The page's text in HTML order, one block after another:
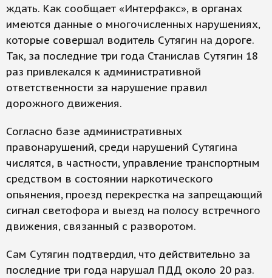
ждать. Как сообщает «Интерфакс», в органах
имеются данные о многочисленных нарушениях,
которые совершал водитель Сутягин на дороге.
Так, за последние три года Станислав Сутягин 18
раз привлекался к административной
ответственности за нарушение правил
дорожного движения.
Согласно базе административных
правонарушений, среди нарушений Сутягина
числятся, в частности, управление транспортным
средством в состоянии наркотического
опьянения, проезд перекрестка на запрещающий
сигнал светофора и выезд на полосу встречного
движения, связанный с разворотом.
Сам Сутягин подтвердил, что действительно за
последние три года нарушал ПДД около 20 раз.